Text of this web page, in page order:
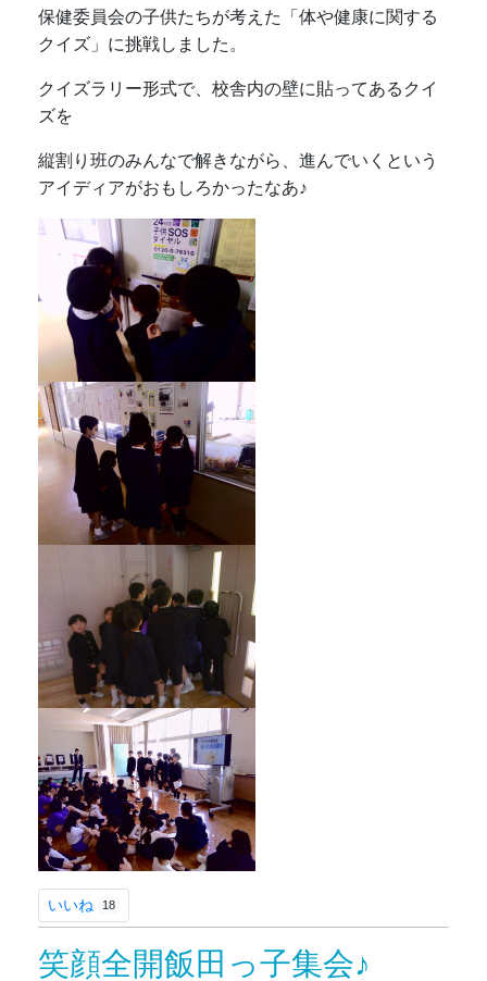
保健委員会の子供たちが考えた「体や健康に関する
クイズ」に挑戦しました。
クイズラリー形式で、校舎内の壁に貼ってあるクイ
ズを
縦割り班のみんなで解きながら、進んでいくという
アイディアがおもしろかったなあ♪
いいね 18
笑顔全開飯田っ子集会♪